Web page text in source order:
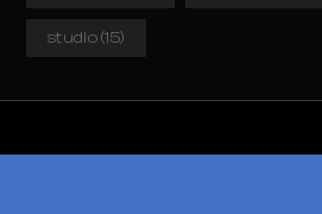
studio(15)